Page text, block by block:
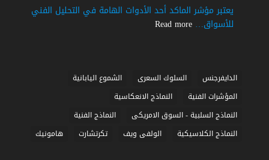
|
شرح
يعتبر مؤشر الماكد أحد الأدوات الهامة في التحليل الفني
للأسواق… Read more
:
في
التداول
|
شرح
مبسط
الدايفرجنس السلوك السعرى
الشموع اليابانية
المؤشرات الفنية
النماذج الانعكاسية
النماذج السلبية - السوق الامريكى
النماذج الفنية
النماذج الكلاسيكية
الولفى ويف تكرتشارت هامونيك